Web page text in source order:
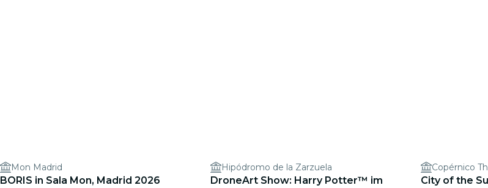
Mon Madrid
BORIS in Sala Mon, Madrid 2026
Hipódromo de la Zarzuela
DroneArt Show: Harry Potter™ im
Copérnico
City of the